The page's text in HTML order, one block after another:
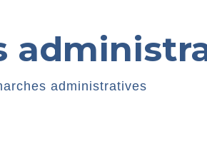
administratives